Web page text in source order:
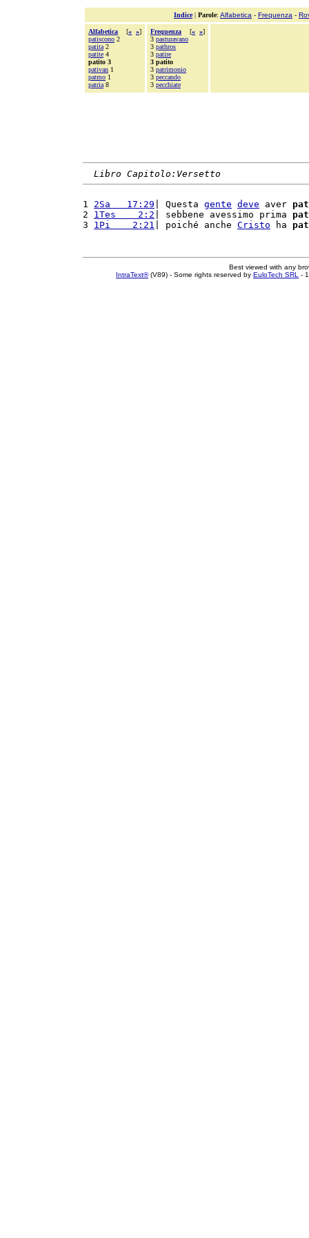
Indice| Parole: Alfabetica - Frequenza -
Alfabetica [« »]
patiscono 2
patita 2
patite 4
patito 3
pativan 1
patmo 1
patria 8
Frequenza [« »]
3 pasturavano
3 pathros
3 patire
3 patito
3 patrimonio
3 peccando
3 pecchiate
Libro Capitolo:Versetto
1 2Sa   17:29 | Questa gente deve aver
2 1Tes    2:2 | sebbene avessimo prima
3 1Pi    2:21 | poiché anche Cristo ha
Best viewed with any
IntraText®(V89) - Some rights reserved by EuloTech SRL -